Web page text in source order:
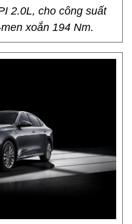
2.0L, cho công suất
xoắn 194 Nm.